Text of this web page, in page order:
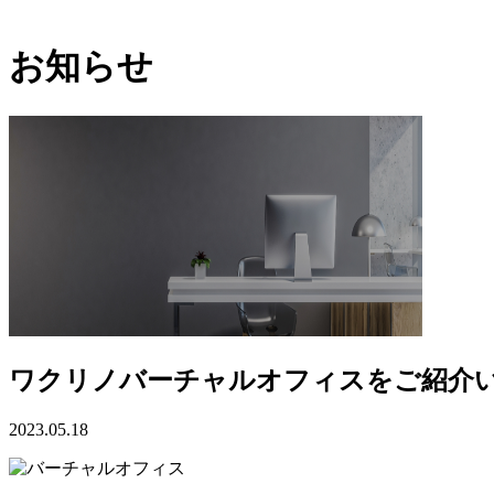
お知らせ
ワクリノバーチャルオフィスをご紹介
2023.05.18